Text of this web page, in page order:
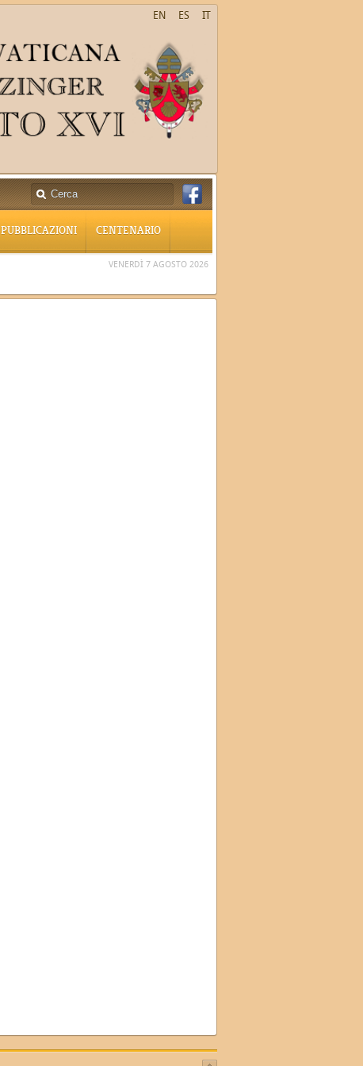
IT
ES
EN
PUBBLICAZIONI CENTENARIO
VENERDÌ 7 AGOSTO 2026